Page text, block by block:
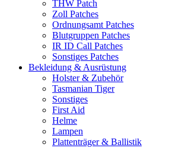
THW Patch
Zoll Patches
Ordnungsamt Patches
Blutgruppen Patches
IR ID Call Patches
Sonstiges Patches
Bekleidung & Ausrüstung
Holster & Zubehör
Tasmanian Tiger
Sonstiges
First Aid
Helme
Lampen
Plattenträger & Ballistik